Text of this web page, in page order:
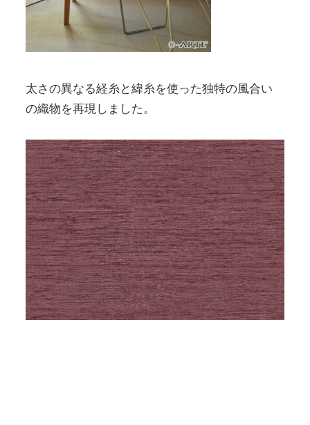
太さの異なる経糸と緯糸を使った独特の風合い
の織物を再現しました。